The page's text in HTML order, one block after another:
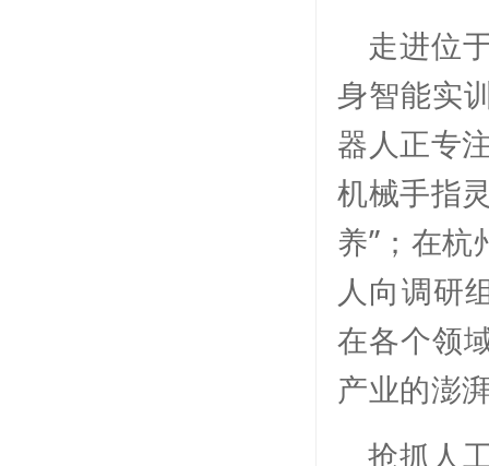
走进位
身智能实
器人正专
机械手指
养”；在
人向调研
在各个领
产业的澎
抢抓人